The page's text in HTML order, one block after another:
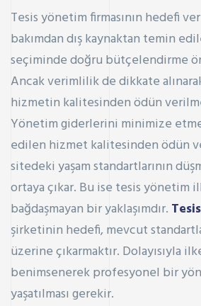
Tesis yönetim firmasının hedefi
bakımdan dış kaynaktan temin
seçiminde doğru bütçelendirme
Ancak verimlilik de dikkate
hizmetin kalitesinden ödün
Yönetim giderlerini minimize
edilen hizmet kalitesinden ödün
sitedeki yaşam standartlarının
ortaya çıkar. Bu ise tesis yönetim
bağdaşmayan bir yaklaşımdır.
şirketinin hedefi, mevcut
üzerine çıkarmaktır. Dolayısıyla
benimsenerek profesyonel bir
yaşatılması gerekir.